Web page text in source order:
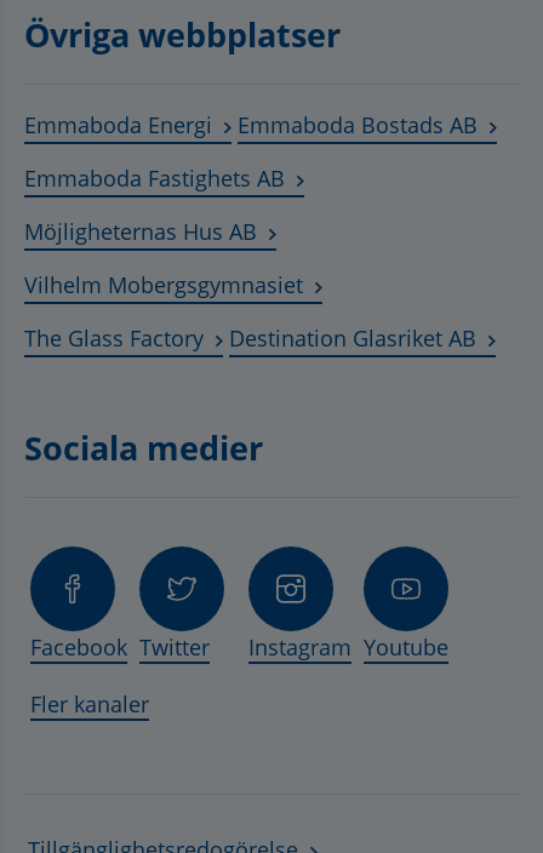
Övriga webbplatser
Emmaboda Energi Länk till annan webbplats,
Emmaboda Bostads AB
Emmaboda Fastighets AB Länk till annan
Möjligheternas Hus AB Länk till annan webbplats,
Vilhelm MobergsgymnasietLänk till annan
The Glass FactoryLänk till annan webbplats,
Destination Glasriket AB
Sociala medier
Facebook Twitter Instagram Youtube
Fler kanaler